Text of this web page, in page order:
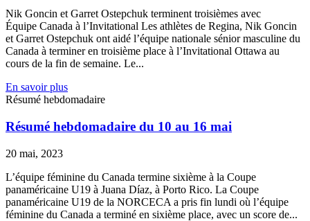
Nik Goncin et Garret Ostepchuk terminent troisièmes avec
Équipe Canada à l’Invitational Les athlètes de Regina, Nik Goncin
et Garret Ostepchuk ont aidé l’équipe nationale sénior masculine du
Canada à terminer en troisième place à l’Invitational Ottawa au
cours de la fin de semaine. Le...
En savoir plus
Résumé hebdomadaire
Résumé hebdomadaire du 10 au 16 mai
20 mai, 2023
L’équipe féminine du Canada termine sixième à la Coupe
panaméricaine U19 à Juana Díaz, à Porto Rico. La Coupe
panaméricaine U19 de la NORCECA a pris fin lundi où l’équipe
féminine du Canada a terminé en sixième place, avec un score de...